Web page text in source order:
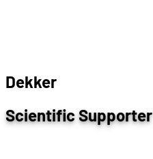
Dekker
Scientific Supporter